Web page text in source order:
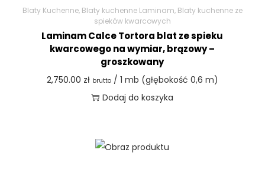
Blaty Kuchenne, Blaty kuchenne Laminam, Blaty kuchenne ze
spieków kwarcowych
Laminam Calce Tortora blat ze spieku
kwarcowego na wymiar, brązowy –
groszkowany
2,750.00 zł brutto/ 1 mb (głębokość 0,6 m)
Dodaj do koszyka